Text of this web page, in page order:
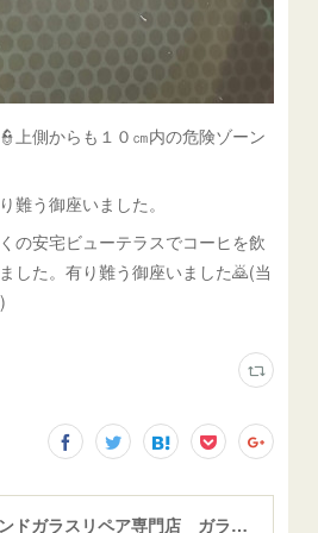
上側からも１０㎝内の危険ゾーン
難う御座いました。
の安宅ビューテラスでコーヒを飲
した。有り難う御座いました🙇(当
ウインドガラスリペア専門店 ガラスリペア・ヨシダ グラスウェルドジャパン 正規施工店 小松市